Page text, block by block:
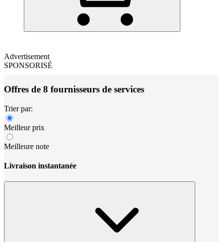
Advertisement
SPONSORISÉ
Offres de 8 fournisseurs de services
Trier par:
Meilleur prix
Meilleure note
Livraison instantanée